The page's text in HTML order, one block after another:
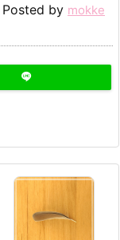
Posted by mokke